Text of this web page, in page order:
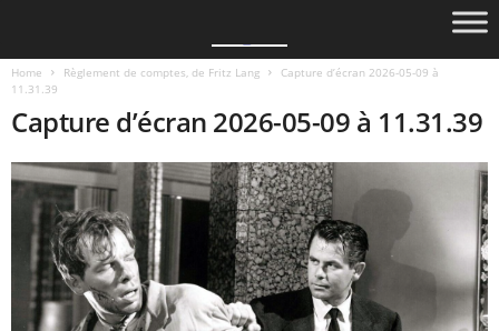
Home Règlement de comptes, de Fritz Lang
Capture d’écran 2026-05-09 à
11.31.39
Capture d’écran 2026-05-09 à 11.31.39